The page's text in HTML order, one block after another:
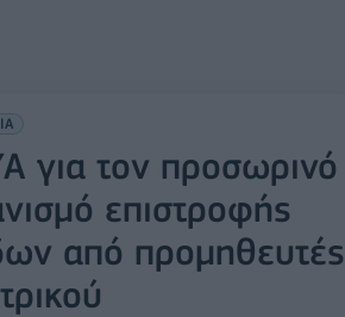
για τον προσωρινό
επιστροφής
από προμηθευτές